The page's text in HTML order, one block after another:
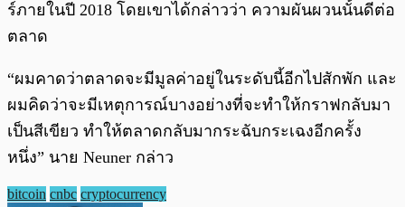
ร์ภายในปี 2018 โดยเขาได้กล่าวว่า ความผันผวนนั้นดีต่อ
ตลาด
“ผมคาดว่าตลาดจะมีมูลค่าอยู่ในระดับนี้อีกไปสักพัก และ
ผมคิดว่าจะมีเหตุการณ์บางอย่างที่จะทำให้กราฟกลับมา
เป็นสีเขียว ทำให้ตลาดกลับมากระฉับกระเฉงอีกครั้ง
หนึ่ง” นาย Neuner กล่าว
bitcoin cnbc cryptocurrency